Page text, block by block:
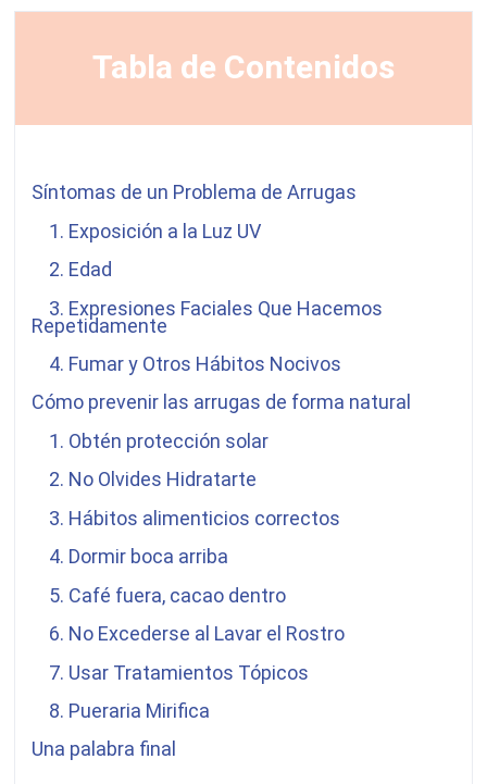
Tabla de Contenidos
Síntomas de un Problema de Arrugas
1. Exposición a la Luz UV
2. Edad
3. Expresiones Faciales Que Hacemos
Repetidamente
4. Fumar y Otros Hábitos Nocivos
Cómo prevenir las arrugas de forma natural
1. Obtén protección solar
2. No Olvides Hidratarte
3. Hábitos alimenticios correctos
4. Dormir boca arriba
5. Café fuera, cacao dentro
6. No Excederse al Lavar el Rostro
7. Usar Tratamientos Tópicos
8. Pueraria Mirifica
Una palabra final